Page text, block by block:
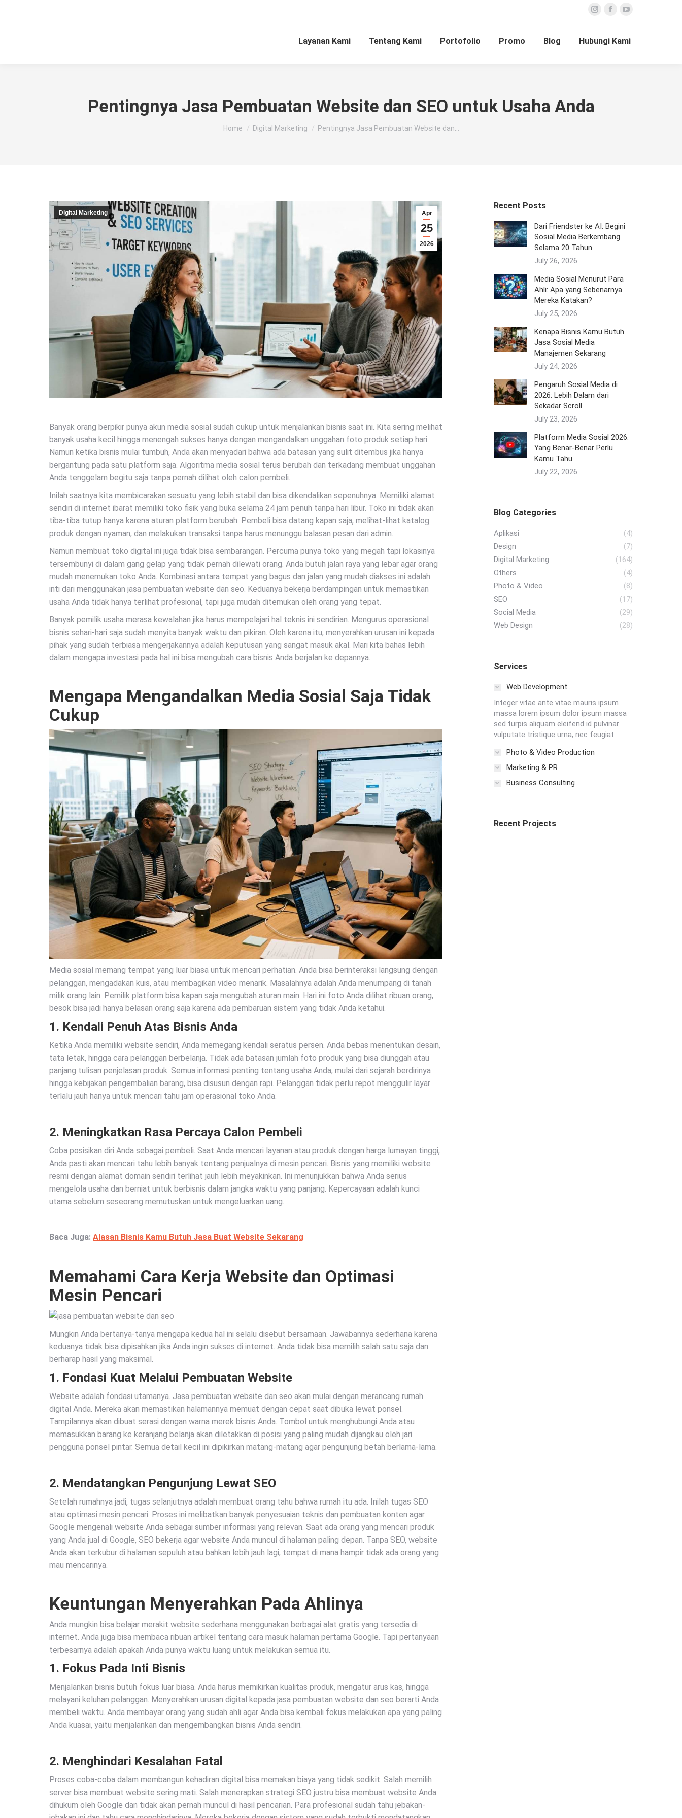
Instagram
opens
Facebook
opens
YouTube
opens
Layanan Kami Tentang Kami Portofolio Promo Blog Hubungi Kami
Pentingnya Jasa Pembuatan Website dan SEO untuk Usaha Anda
You are here:
Home Digital Marketing Pentingnya Jasa Pembuatan Website dan…
Apr
25
2026
Digital Marketing
Banyak orang berpikir punya akun media sosial sudah cukup untuk menjalankan bisnis saat ini. Kita sering melihat
banyak usaha kecil hingga menengah sukses hanya dengan mengandalkan unggahan foto produk setiap hari.
Namun ketika bisnis mulai tumbuh, Anda akan menyadari bahwa ada batasan yang sulit ditembus jika hanya
bergantung pada satu platform saja. Algoritma media sosial terus berubah dan terkadang membuat unggahan
Anda tenggelam begitu saja tanpa pernah dilihat oleh calon pembeli.
Inilah saatnya kita membicarakan sesuatu yang lebih stabil dan bisa dikendalikan sepenuhnya. Memiliki alamat
sendiri di internet ibarat memiliki toko fisik yang buka selama 24 jam penuh tanpa hari libur. Toko ini tidak akan
tiba-tiba tutup hanya karena aturan platform berubah. Pembeli bisa datang kapan saja, melihat-lihat katalog
produk dengan nyaman, dan melakukan transaksi tanpa harus menunggu balasan pesan dari admin.
Namun membuat toko digital ini juga tidak bisa sembarangan. Percuma punya toko yang megah tapi lokasinya
tersembunyi di dalam gang gelap yang tidak pernah dilewati orang. Anda butuh jalan raya yang lebar agar orang
mudah menemukan toko Anda. Kombinasi antara tempat yang bagus dan jalan yang mudah diakses ini adalah
inti dari menggunakan jasa pembuatan website dan seo. Keduanya bekerja berdampingan untuk memastikan
usaha Anda tidak hanya terlihat profesional, tapi juga mudah ditemukan oleh orang yang tepat.
Banyak pemilik usaha merasa kewalahan jika harus mempelajari hal teknis ini sendirian. Mengurus operasional
bisnis sehari-hari saja sudah menyita banyak waktu dan pikiran. Oleh karena itu, menyerahkan urusan ini kepada
pihak yang sudah terbiasa mengerjakannya adalah keputusan yang sangat masuk akal. Mari kita bahas lebih
dalam mengapa investasi pada hal ini bisa mengubah cara bisnis Anda berjalan ke depannya.
Mengapa Mengandalkan Media Sosial Saja Tidak
Cukup
Media sosial memang tempat yang luar biasa untuk mencari perhatian. Anda bisa berinteraksi langsung dengan
pelanggan, mengadakan kuis, atau membagikan video menarik. Masalahnya adalah Anda menumpang di tanah
milik orang lain. Pemilik platform bisa kapan saja mengubah aturan main. Hari ini foto Anda dilihat ribuan orang,
besok bisa jadi hanya belasan orang saja karena ada pembaruan sistem yang tidak Anda ketahui.
1. Kendali Penuh Atas Bisnis Anda
Ketika Anda memiliki website sendiri, Anda memegang kendali seratus persen. Anda bebas menentukan desain,
tata letak, hingga cara pelanggan berbelanja. Tidak ada batasan jumlah foto produk yang bisa diunggah atau
panjang tulisan penjelasan produk. Semua informasi penting tentang usaha Anda, mulai dari sejarah berdirinya
hingga kebijakan pengembalian barang, bisa disusun dengan rapi. Pelanggan tidak perlu repot menggulir layar
terlalu jauh hanya untuk mencari tahu jam operasional toko Anda.
2. Meningkatkan Rasa Percaya Calon Pembeli
Coba posisikan diri Anda sebagai pembeli. Saat Anda mencari layanan atau produk dengan harga lumayan tinggi,
Anda pasti akan mencari tahu lebih banyak tentang penjualnya di mesin pencari. Bisnis yang memiliki website
resmi dengan alamat domain sendiri terlihat jauh lebih meyakinkan. Ini menunjukkan bahwa Anda serius
mengelola usaha dan berniat untuk berbisnis dalam jangka waktu yang panjang. Kepercayaan adalah kunci
utama sebelum seseorang memutuskan untuk mengeluarkan uang.
Baca Juga: Alasan Bisnis Kamu Butuh Jasa Buat Website Sekarang
Memahami Cara Kerja Website dan Optimasi
Mesin Pencari
Mungkin Anda bertanya-tanya mengapa kedua hal ini selalu disebut bersamaan. Jawabannya sederhana karena
keduanya tidak bisa dipisahkan jika Anda ingin sukses di internet. Anda tidak bisa memilih salah satu saja dan
berharap hasil yang maksimal.
1. Fondasi Kuat Melalui Pembuatan Website
Website adalah fondasi utamanya. Jasa pembuatan website dan seo akan mulai dengan merancang rumah
digital Anda. Mereka akan memastikan halamannya memuat dengan cepat saat dibuka lewat ponsel.
Tampilannya akan dibuat serasi dengan warna merek bisnis Anda. Tombol untuk menghubungi Anda atau
memasukkan barang ke keranjang belanja akan diletakkan di posisi yang paling mudah dijangkau oleh jari
pengguna ponsel pintar. Semua detail kecil ini dipikirkan matang-matang agar pengunjung betah berlama-lama.
2. Mendatangkan Pengunjung Lewat SEO
Setelah rumahnya jadi, tugas selanjutnya adalah membuat orang tahu bahwa rumah itu ada. Inilah tugas SEO
atau optimasi mesin pencari. Proses ini melibatkan banyak penyesuaian teknis dan pembuatan konten agar
Google mengenali website Anda sebagai sumber informasi yang relevan. Saat ada orang yang mencari produk
yang Anda jual di Google, SEO bekerja agar website Anda muncul di halaman paling depan. Tanpa SEO, website
Anda akan terkubur di halaman sepuluh atau bahkan lebih jauh lagi, tempat di mana hampir tidak ada orang yang
mau mencarinya.
Keuntungan Menyerahkan Pada Ahlinya
Anda mungkin bisa belajar merakit website sederhana menggunakan berbagai alat gratis yang tersedia di
internet. Anda juga bisa membaca ribuan artikel tentang cara masuk halaman pertama Google. Tapi pertanyaan
terbesarnya adalah apakah Anda punya waktu luang untuk melakukan semua itu.
1. Fokus Pada Inti Bisnis
Menjalankan bisnis butuh fokus luar biasa. Anda harus memikirkan kualitas produk, mengatur arus kas, hingga
melayani keluhan pelanggan. Menyerahkan urusan digital kepada jasa pembuatan website dan seo berarti Anda
membeli waktu. Anda membayar orang yang sudah ahli agar Anda bisa kembali fokus melakukan apa yang paling
Anda kuasai, yaitu menjalankan dan mengembangkan bisnis Anda sendiri.
2. Menghindari Kesalahan Fatal
Proses coba-coba dalam membangun kehadiran digital bisa memakan biaya yang tidak sedikit. Salah memilih
server bisa membuat website sering mati. Salah menerapkan strategi SEO justru bisa membuat website Anda
dihukum oleh Google dan tidak akan pernah muncul di hasil pencarian. Para profesional sudah tahu jebakan-
Recent Posts
Dari Friendster ke AI: Begini
Sosial Media Berkembang
Selama 20 Tahun
July 26, 2026
Media Sosial Menurut Para
Ahli: Apa yang Sebenarnya
Mereka Katakan?
July 25, 2026
Kenapa Bisnis Kamu Butuh
Jasa Sosial Media
Manajemen Sekarang
July 24, 2026
Pengaruh Sosial Media di
2026: Lebih Dalam dari
Sekadar Scroll
July 23, 2026
Platform Media Sosial 2026:
Yang Benar-Benar Perlu
Kamu Tahu
July 22, 2026
Blog Categories
Aplikasi
(4)
Design
(7)
Digital Marketing
(164)
Others
(4)
Photo & Video
(8)
SEO
(17)
Social Media
(29)
Web Design
(28)
Services
Web Development
Integer vitae ante vitae mauris ipsum
massa lorem ipsum dolor ipsum massa
sed turpis aliquam eleifend id pulvinar
vulputate tristique urna, nec feugiat.
Photo & Video Production
Marketing & PR
Business Consulting
Recent Projects